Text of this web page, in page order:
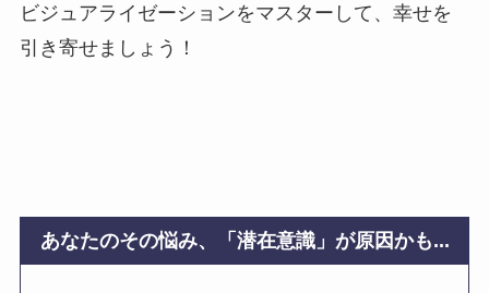
ビジュアライゼーションをマスターして、幸せを
引き寄せましょう！
あなたのその悩み、「潜在意識」が原因かも...